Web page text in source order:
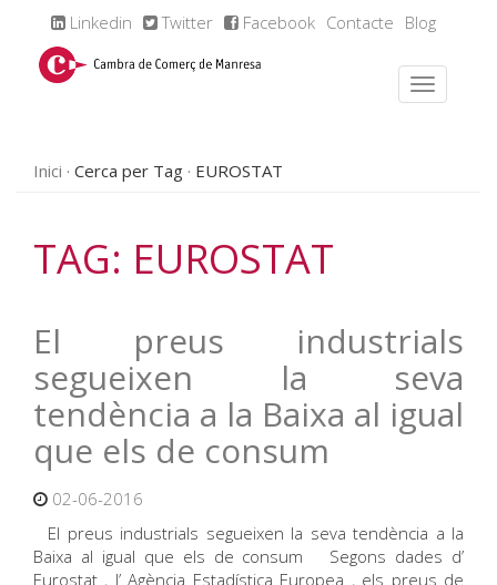
Linkedin Twitter Facebook Contacte Blog
Inici Cerca per Tag EUROSTAT
TAG: EUROSTAT
El preus industrials
segueixen la seva
tendència a la Baixa al igual
que els de consum
02-06-2016
El preus industrials segueixen la seva tendència a la
Baixa al igual que els de consum Segons dades d’
Eurostat , l’ Agència Estadística Europea , els preus de